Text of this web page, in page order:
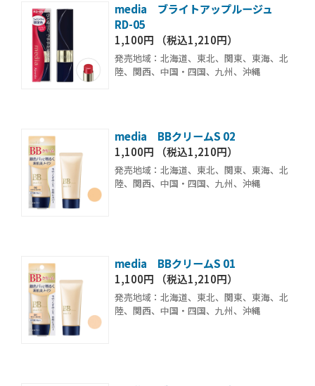
media ブライトアップルージュ
RD-05
1,100円 （税込1,210円）
発売地域：北海道、東北、関東、東海、北
陸、関西、中国・四国、九州、沖縄
media BBクリームS 02
1,100円 （税込1,210円）
発売地域：北海道、東北、関東、東海、北
陸、関西、中国・四国、九州、沖縄
media BBクリームS 01
1,100円 （税込1,210円）
発売地域：北海道、東北、関東、東海、北
陸、関西、中国・四国、九州、沖縄